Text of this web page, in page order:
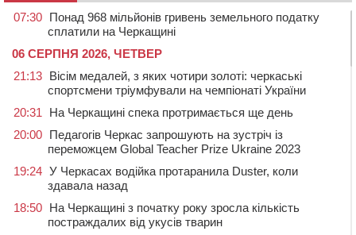
07:30 Понад 968 мільйонів гривень земельного податку
сплатили на Черкащині
06 СЕРПНЯ 2026, ЧЕТВЕР
21:13 Вісім медалей, з яких чотири золоті: черкаські
спортсмени тріумфували на чемпіонаті України
20:31
На Черкащині спека протримається ще день
20:00 Педагогів Черкас запрошують на зустріч із
переможцем Global Teacher Prize Ukraine 2023
19:24 У Черкасах водійка протаранила Duster, коли
здавала назад
18:50 На Черкащині з початку року зросла кількість
постраждалих від укусів тварин